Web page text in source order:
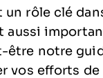
rôle clé
être notre
vos efforts